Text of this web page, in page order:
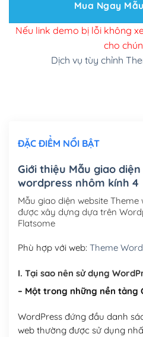
Thiết kế 2 banner chạy
Thay đổi màu sắc toàn
Cài đặt SMTP Mail cho
Mua thêm Host + Tên miền
Tên miền quốc tế .com
Tên miền Việt Nam .vn (1
Hosting 2GB SSD (1 năm)
Hosting 8GB SSD (1 năm)
Mua Ngay
Nếu link demo bị lỗi không
cho
Dịch vụ tùy chỉnh
ĐẶC ĐIỂM NỔI BẬT
Giới thiệu Mẫu giao
wordpress nhôm kính 4
Mẫu giao diện website
được xây dựng dựa trên
Flatsome
Phù hợp với web: Theme
I. Tại sao nên sử dụng
– Một trong những nền tảng
WordPress đứng đầu danh
web thường được sử dụng